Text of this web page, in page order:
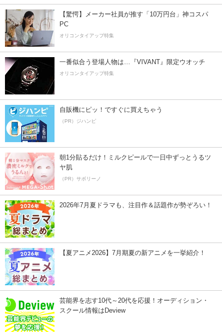
【驚愕】メーカー社員が推す「10万円台」神コスパ
PC
オリコンタイアップ特集
一番似合う登場人物は…『VIVANT』限定ウオッチ
オリコンタイアップ特集
自販機にピッ！ですぐに買えちゃう
（PR）ジハンピ
朝1分貼るだけ！ミルクピールで一日中ずっとうるツ
ヤ肌
（PR）サボリーノ
2026年7月夏ドラマも、注目作＆話題作が勢ぞろい！
【夏アニメ2026】7月期夏の新アニメを一挙紹介！
芸能界を志す10代～20代を応援！オーディション・
スクール情報はDeview